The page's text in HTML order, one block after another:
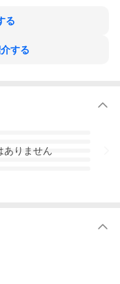
願いから生まれたの
ーズです。
デルとなった産科医
URLから特典サイト
ンバーを入力して本
います。予めご了承
る
する
ありません